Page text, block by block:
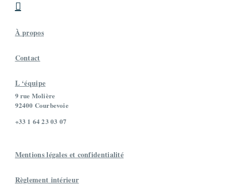

À propos
Contact
L ‘équipe
9 rue Molière
92400 Courbevoie
+33 1 64 23 03 07
Mentions légales et confidentialité
Règlement intérieur